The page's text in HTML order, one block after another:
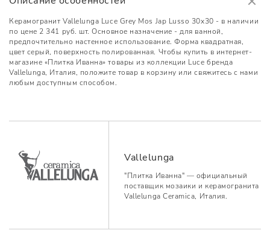
Керамогранит Vallelunga Luce Grey Mos Jap Lusso 30x30 - в наличии
по цене 2 341 руб. шт. Основное назначение - для ванной,
предпочтительно настенное использование. Форма квадратная,
цвет серый, поверхность полированная. Чтобы купить в интернет-
магазине «Плитка Иванна» товары из коллекции Luce бренда
Vallelunga, Италия, положите товар в корзину или свяжитесь с нами
любым доступным способом.
Vallelunga
"Плитка Иванна" — официальный
поставщик мозаики и керамогранита
Vallelunga Ceramica, Италия.